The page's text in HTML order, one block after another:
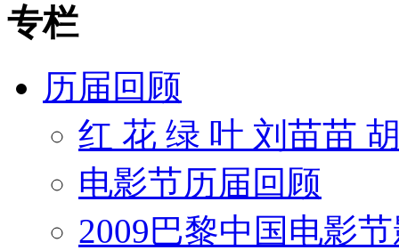
专栏
历届回顾
红 花 绿 叶 刘苗苗
电影节历届回顾
2009巴黎中国电影